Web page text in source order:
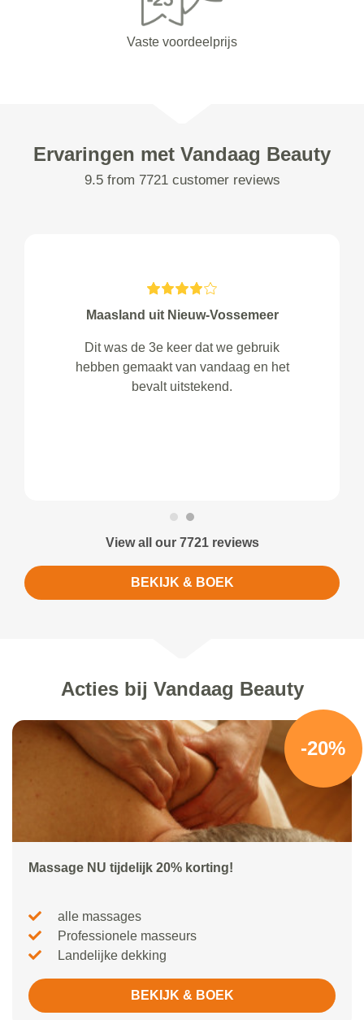
Vaste voordeelprijs
Ervaringen met Vandaag Beauty
9.5 from 7721 customer reviews
Maasland uit Nieuw-Vossemeer
Dit was de 3e keer dat we gebruik
hebben gemaakt van vandaag en het
bevalt uitstekend.
View all our 7721 reviews
BEKIJK & BOEK
Acties bij Vandaag Beauty
-20%
Massage NU tijdelijk 20% korting!
alle massages
Professionele masseurs
Landelijke dekking
BEKIJK & BOEK